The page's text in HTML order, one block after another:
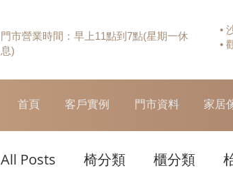
門市營業時間：早上11點到7點(星期一休
息)
•
•
首頁 客戶實例 門市資料 家居
All Posts 椅分類 櫃分類